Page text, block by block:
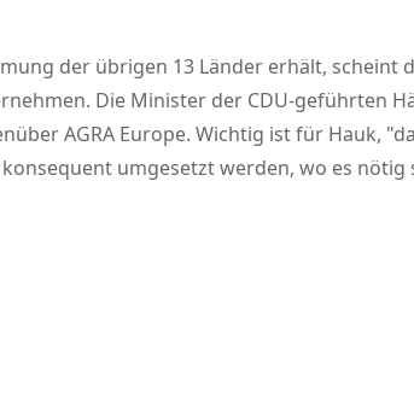
der übrigen 13 Länder erhält, scheint
Die Minister der CDU-geführten
AGRA Europe. Wichtig ist für Hauk,
umgesetzt werden, wo es nötig